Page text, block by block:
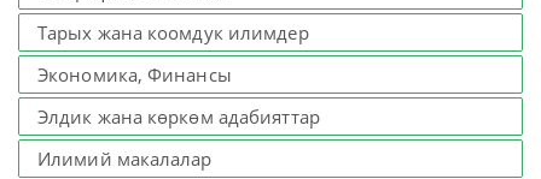
Тарых жана коомдук илимдер
Экономика, Финансы
Элдик жана көркөм адабияттар
Илимий макалалар